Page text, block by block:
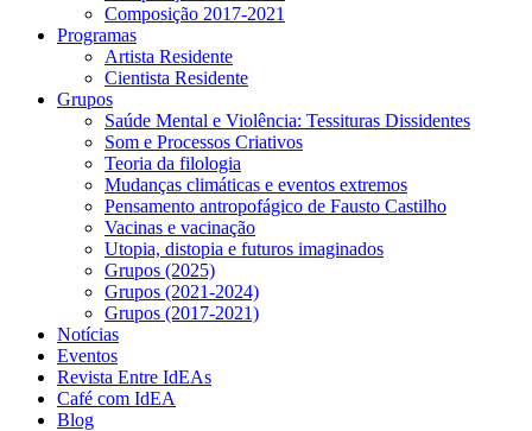
Composição 2017-2021
Programas
Artista Residente
Cientista Residente
Grupos
Saúde Mental e Violência: Tessituras Dissidentes
Som e Processos Criativos
Teoria da filologia
Mudanças climáticas e eventos extremos
Pensamento antropofágico de Fausto Castilho
Vacinas e vacinação
Utopia, distopia e futuros imaginados
Grupos (2025)
Grupos (2021-2024)
Grupos (2017-2021)
Notícias
Eventos
Revista Entre IdEAs
Café com IdEA
Blog